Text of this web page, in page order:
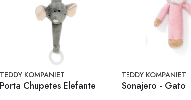
TEDDY KOMPANIET
Porta Chupetes Elefante
TEDDY KOMPANIET
Sonajero - Gato